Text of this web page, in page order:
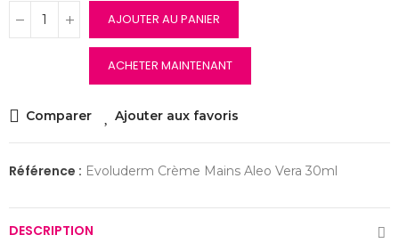
AJOUTER AU PANIER
ACHETER MAINTENANT
Comparer Ajouter aux favoris
Référence : Evoluderm Crème Mains Aleo Vera 30ml
DESCRIPTION